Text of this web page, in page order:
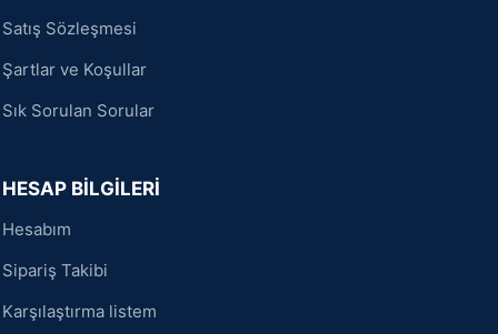
Satış Sözleşmesi
Şartlar ve Koşullar
Sık Sorulan Sorular
HESAP BİLGİLERİ
Hesabım
Sipariş Takibi
Karşılaştırma listem